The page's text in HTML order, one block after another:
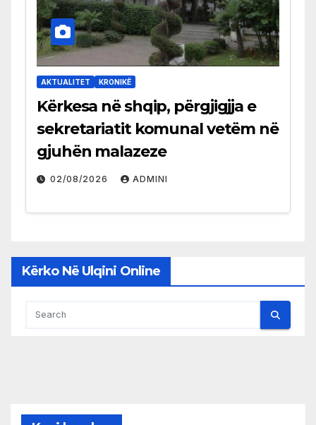
AKTUALITET KRONIKË
Kërkesa në shqip, përgjigjja e
sekretariatit komunal vetëm në
gjuhën malazeze
02/08/2026 ADMINI
Kërko Në Ulqini Online